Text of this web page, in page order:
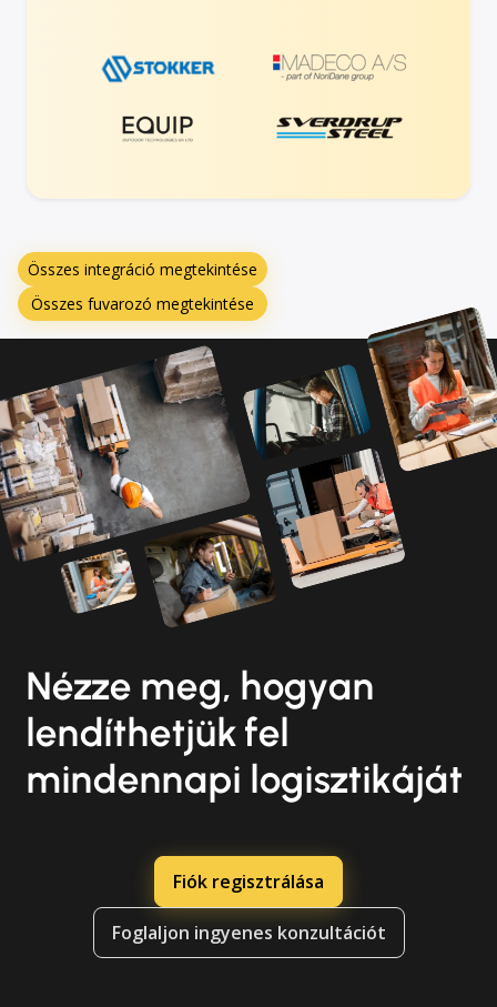
Összes integráció megtekintése
Összes fuvarozó megtekintése
Nézze meg, hogyan
lendíthetjük fel
mindennapi logisztikáját
Fiók regisztrálása
Foglaljon ingyenes konzultációt